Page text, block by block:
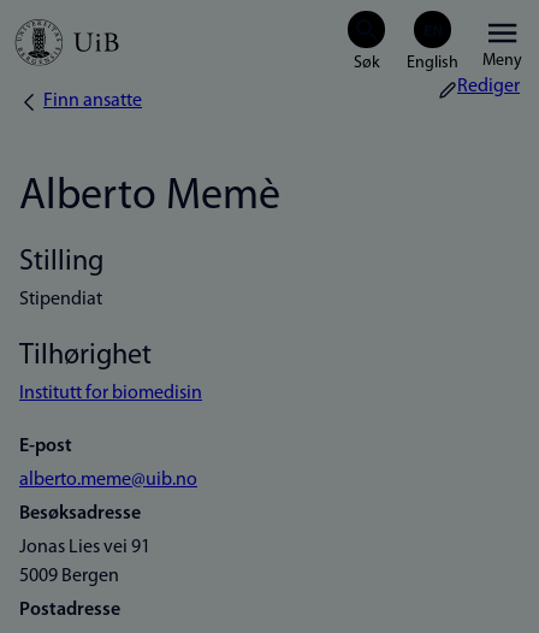
Hopp
Meny
Navigasjonssti
Finn ansatte
Rediger
Alberto Memè
Stilling
Stipendiat
Tilhørighet
Institutt for biomedisin
E-post
alberto.meme@uib.no
Besøksadresse
Jonas Lies vei 91
5009 Bergen
Postadresse